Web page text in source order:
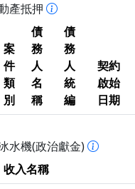
產抵押
案
件
類
別
債
務
人
名
稱
債
務
人
統
編
契約
啟始
日期
水機(政治獻金)
收入名稱